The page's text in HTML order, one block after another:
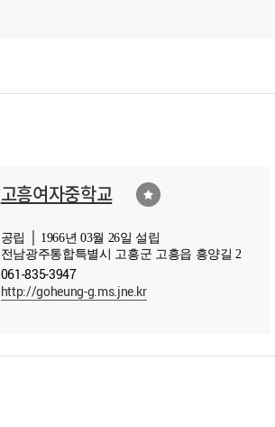
고흥여자중학교
공립 │ 1966년 03월 26일 설립
전남광주통합특별시 고흥군 고흥읍 흥양길 2
061-835-3947
http://goheung-g.ms.jne.kr